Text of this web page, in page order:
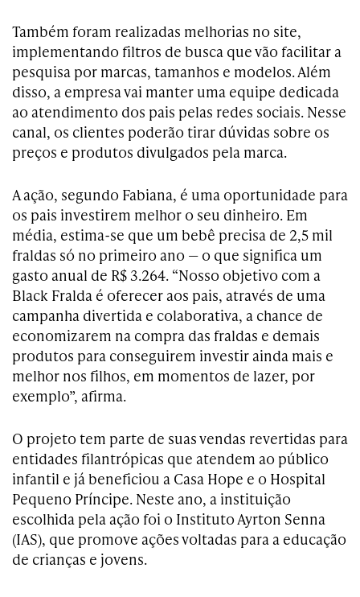
Também foram realizadas melhorias no site,
implementando filtros de busca que vão facilitar a
pesquisa por marcas, tamanhos e modelos. Além
disso, a empresa vai manter uma equipe dedicada
ao atendimento dos pais pelas redes sociais. Nesse
canal, os clientes poderão tirar dúvidas sobre os
preços e produtos divulgados pela marca.
A ação, segundo Fabiana, é uma oportunidade para
os pais investirem melhor o seu dinheiro. Em
média, estima-se que um bebê precisa de 2,5 mil
fraldas só no primeiro ano — o que significa um
gasto anual de R$ 3.264. “Nosso objetivo com a
Black Fralda é oferecer aos pais, através de uma
campanha divertida e colaborativa, a chance de
economizarem na compra das fraldas e demais
produtos para conseguirem investir ainda mais e
melhor nos filhos, em momentos de lazer, por
exemplo”, afirma.
O projeto tem parte de suas vendas revertidas para
entidades filantrópicas que atendem ao público
infantil e já beneficiou a Casa Hope e o Hospital
Pequeno Príncipe. Neste ano, a instituição
escolhida pela ação foi o Instituto Ayrton Senna
(IAS), que promove ações voltadas para a educação
de crianças e jovens.